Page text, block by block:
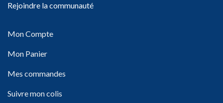
Rejoindre la communauté
Mon Compte
Mon Panier
Mes commandes
Suivre mon colis